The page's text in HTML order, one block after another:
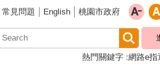
常見問題 English 桃園市政府
熱門關鍵字 網路e指